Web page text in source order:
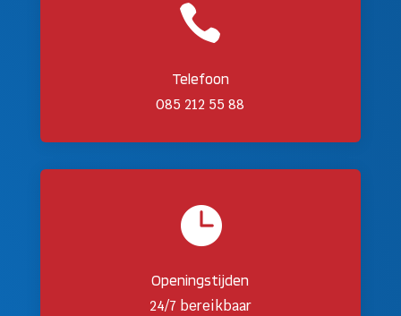

Telefoon
085 212 55 88

Openingstijden
24/7 bereikbaar